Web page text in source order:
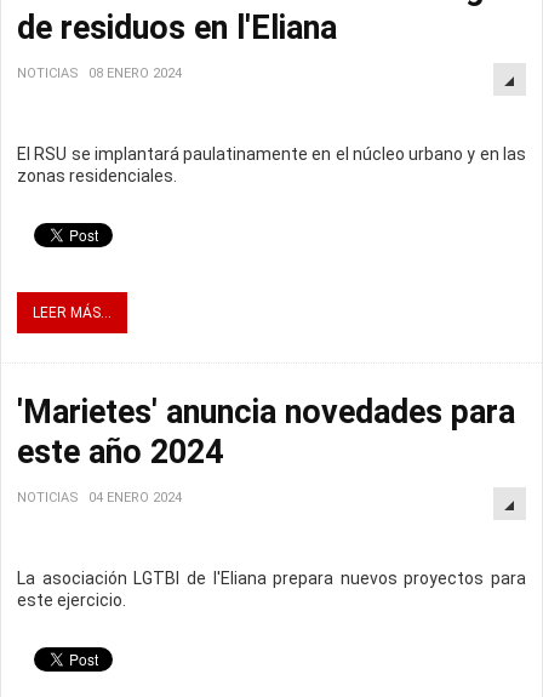
de residuos en l'Eliana
NOTICIAS 08 ENERO 2024
El RSU se implantará paulatinamente en el núcleo urbano y en las
zonas residenciales.
LEER MÁS...
'Marietes' anuncia novedades para
este año 2024
NOTICIAS 04 ENERO 2024
La asociación LGTBI de l'Eliana prepara nuevos proyectos para
este ejercicio.